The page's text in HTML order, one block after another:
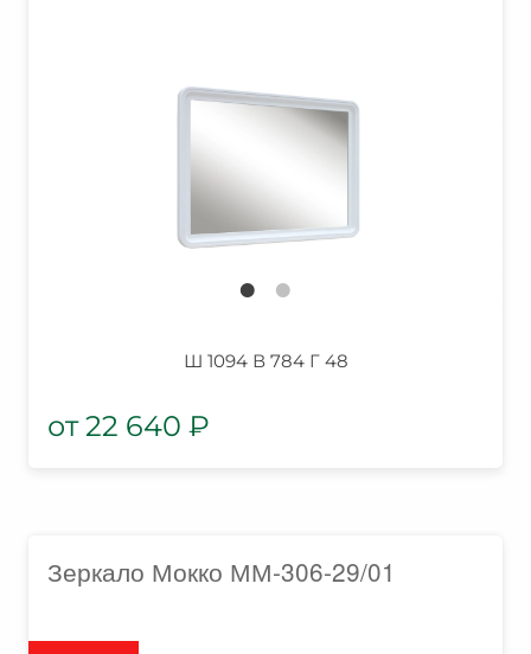
Ш 1094 В 784 Г 48
22 640 ₽
Зеркало Мокко ММ-306-29/01